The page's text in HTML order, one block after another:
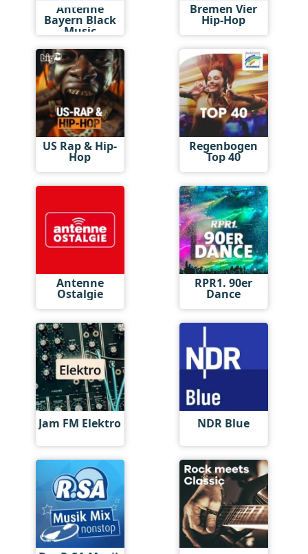
Antenne
Bayern Black
Music
Bremen Vier
Hip-Hop
US Rap & Hip-
Hop
Regenbogen
Top 40
Antenne
Ostalgie
RPR1. 90er
Dance
Jam FM Elektro NDR Blue